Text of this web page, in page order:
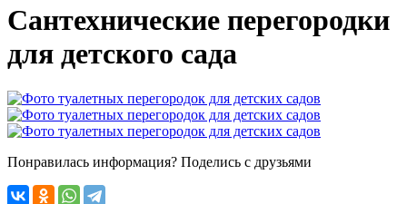
Сантехнические перегородки
для детского сада
Понравилась информация? Поделись с друзьями